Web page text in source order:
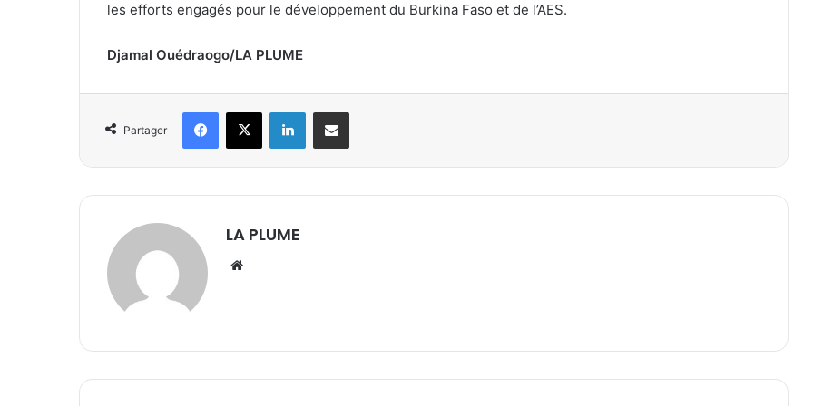
les efforts engagés pour le développement du Burkina Faso et de l’AES.
Djamal Ouédraogo/LA PLUME
Partager
LA PLUME